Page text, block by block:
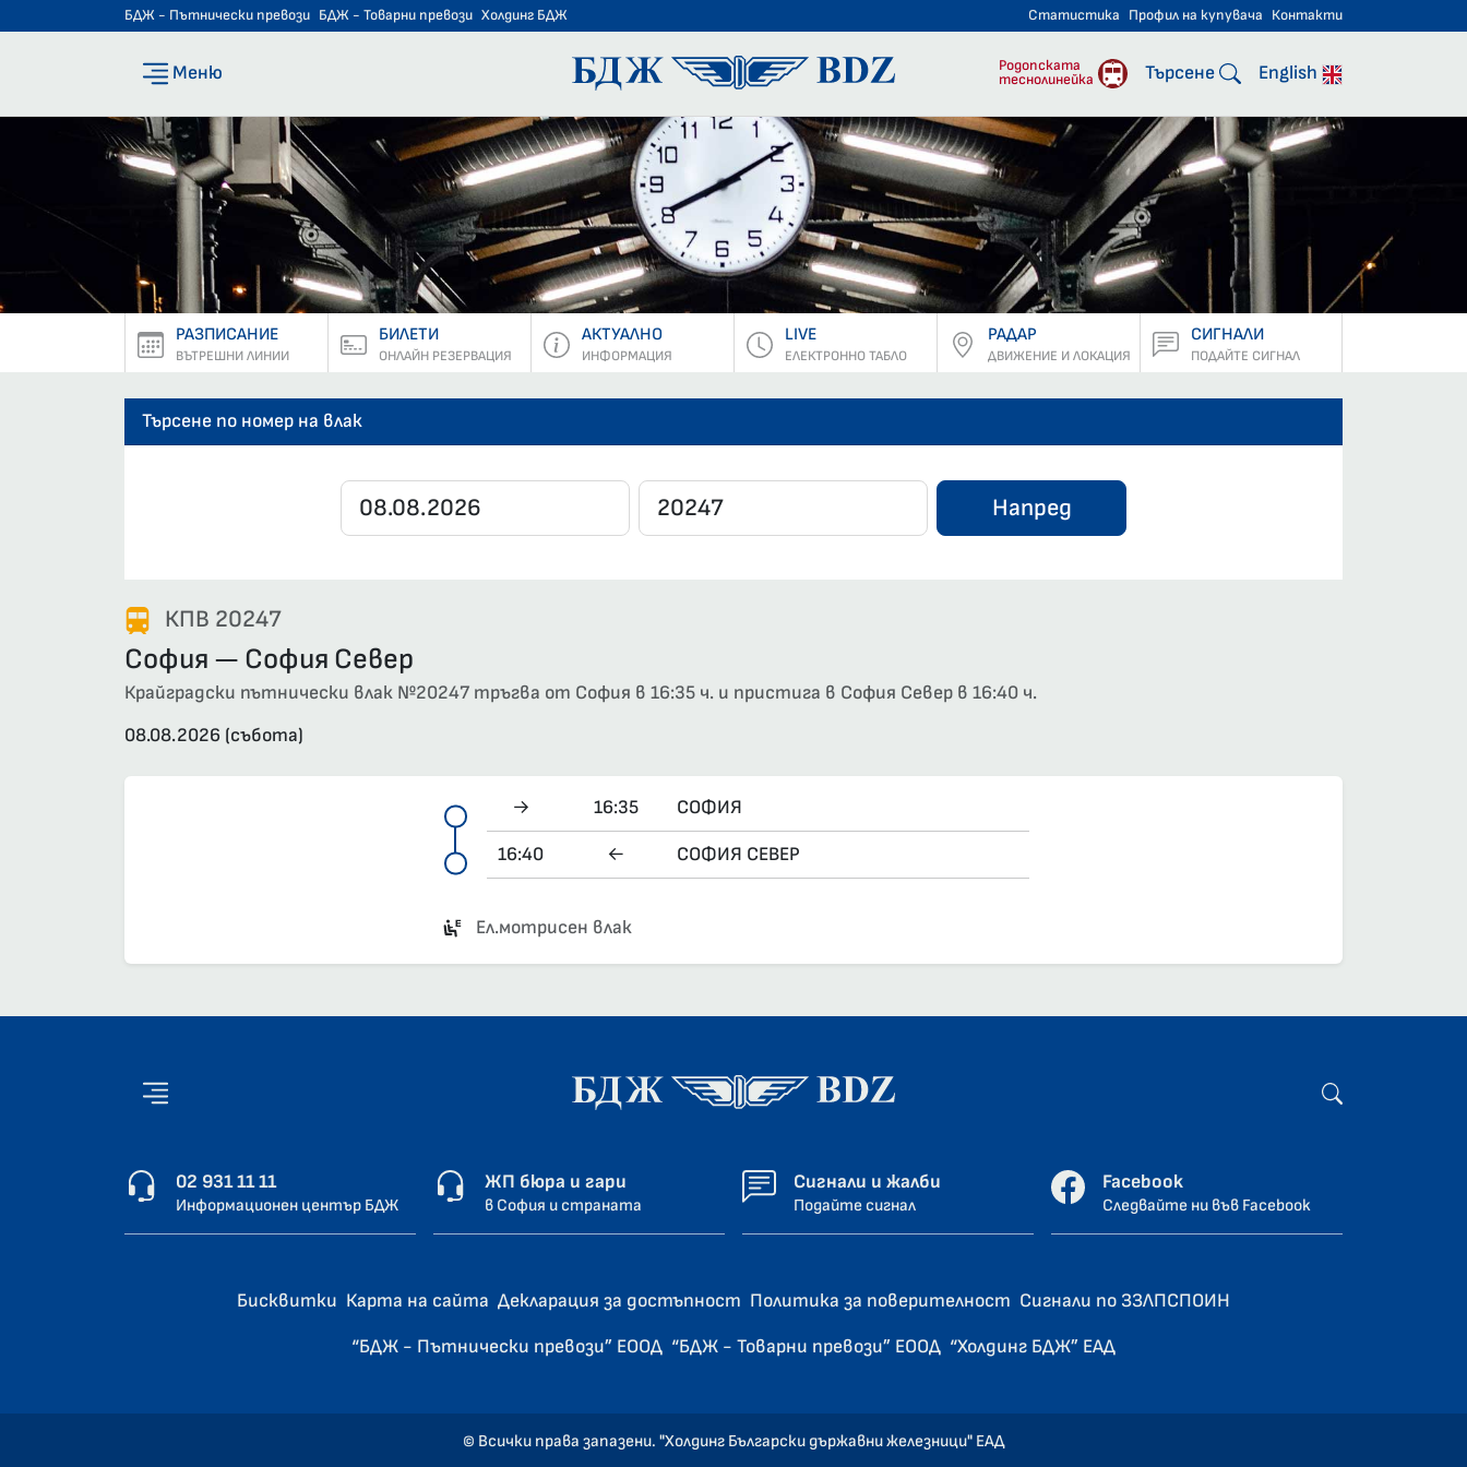
БДЖ - Пътнически превози БДЖ - Товарни превози Холдинг БДЖ Статистика Профил на купувача Контакти
Меню БДЖ - Пътнически превози
Родопската
теснолинейка
Търсене English
РАЗПИСАНИЕ
ВЪТРЕШНИ ЛИНИИ
БИЛЕТИ
ОНЛАЙН РЕЗЕРВАЦИЯ
АКТУАЛНО
ИНФОРМАЦИЯ
LIVE
ЕЛЕКТРОННО ТАБЛО
РАДАР
ДВИЖЕНИЕ И ЛОКАЦИЯ
СИГНАЛИ
ПОДАЙТЕ СИГНАЛ
Търсене по номер на влак
Напред
КПВ 20247
София — София Север
Крайградски пътнически влак №20247 тръгва от София в 16:35 ч. и пристига в София Север в 16:40 ч.
08.08.2026 (събота)
→ 16:35 СОФИЯ
16:40 ← СОФИЯ СЕВЕР
Ел.мотрисен влак
02 931 11 11
Информационен център БДЖ
ЖП бюра и гари
в София и страната
Сигнали и жалби
Подайте сигнал
Facebook
Следвайте ни във Facebook
Бисквитки Карта на сайта Декларация за достъпност Политика за поверителност Сигнали по ЗЗЛПСПОИН
“БДЖ - Пътнически превози” ЕООД “БДЖ - Товарни превози” ЕООД “Холдинг БДЖ” ЕАД
© Всички права запазени. "Холдинг Български държавни железници" ЕАД